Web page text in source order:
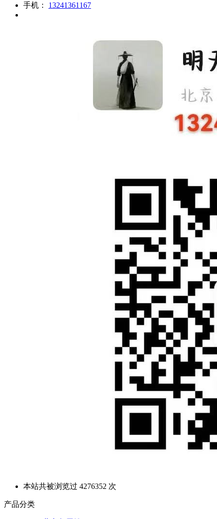
手机：
13241361167
本站共被浏览过 4276352 次
产品分类